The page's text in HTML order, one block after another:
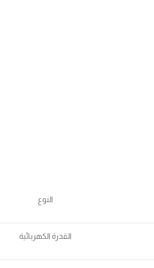
النوع
القدرة الكهربائية